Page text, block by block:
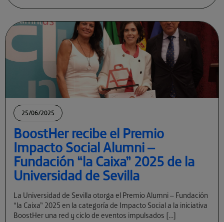
25/06/2025
BoostHer recibe el Premio
Impacto Social Alumni –
Fundación “la Caixa” 2025 de la
Universidad de Sevilla
La Universidad de Sevilla otorga el Premio Alumni – Fundación
“la Caixa” 2025 en la categoría de Impacto Social a la iniciativa
BoostHer una red y ciclo de eventos impulsados […]